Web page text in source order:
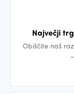
Največji
Obiščite naš